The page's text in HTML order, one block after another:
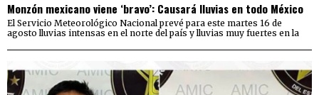
Monzón mexicano viene ‘bravo’: Causará lluvias en todo México
El Servicio Meteorológico Nacional prevé para este martes 16 de
agosto lluvias intensas en el norte del país y lluvias muy fuertes en la